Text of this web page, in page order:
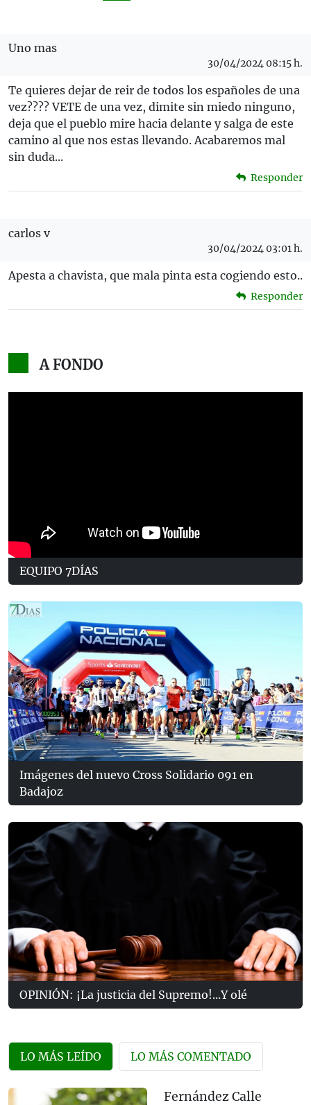
Uno mas
30/04/2024 08:15 h.
Te quieres dejar de reir de todos los españoles de una
vez???? VETE de una vez, dimite sin miedo ninguno,
deja que el pueblo mire hacia delante y salga de este
camino al que nos estas llevando. Acabaremos mal
sin duda...
Responder
carlos v
30/04/2024 03:01 h.
Apesta a chavista, que mala pinta esta cogiendo esto..
Responder
A FONDO
EQUIPO 7DÍAS
Imágenes del nuevo Cross Solidario 091 en
Badajoz
OPINIÓN: ¡La justicia del Supremo!...Y olé
LO MÁS LEÍDO LO MÁS COMENTADO
Fernández Calle